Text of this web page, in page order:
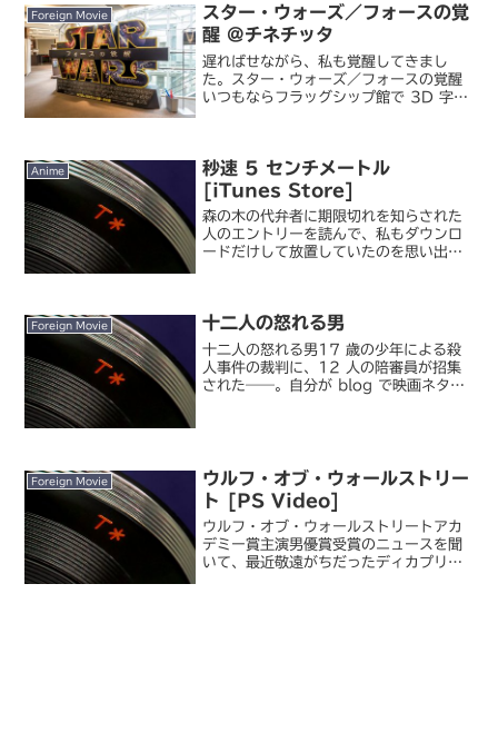
Foreign Movie
スター・ウォーズ／フォースの覚
醒 @チネチッタ
遅ればせながら、私も覚醒してきまし
た。スター・ウォーズ／フォースの覚醒
いつもならフラッグシップ館で 3D 字幕
影響された娘たちが...
Anime
秒速 5 センチメートル
[iTunes Store]
森の木の代弁者に期限切れを知らされた
人のエントリーを読んで、私もダウンロ
ードだけして放置していたのを思い出し
ので、以前から気には...
Foreign Movie 十二人の怒れる男
十二人の怒れる男17 歳の少年による殺
人事件の裁判に、12 人の陪審員が招集
された――。自分が blog で映画ネタを
Foreign Movie
ウルフ・オブ・ウォールストリー
ト [PS Video]
ウルフ・オブ・ウォールストリートアカ
デミー賞主演男優賞受賞のニュースを聞
いて、最近敬遠がちだったディカプリオ